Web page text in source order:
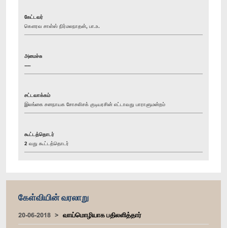
கேட்டவர்
கௌரவ சாள்ஸ் நிர்மலநாதன், பா.உ.
அமைச்சு
----
சட்டவாக்கம்
இலங்கை சனநாயக சோசலிசக் குடியரசின் எட்டாவது பாராளுமன்றம்
கூட்டத்தொடர்
2 வது கூட்டத்தொடர்
கேள்வியின் வரலாறு
20-06-2018 வாய்மொழியாக பதிலளித்தார்